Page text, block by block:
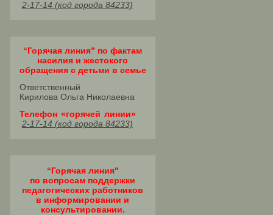
2-17-14 (код города 84233)
“Горячая линия” по фактам
насилия и жестокого
обращения с детьми в семье
Ответственный
Кирилова Ольга Николаевна
Телефон «горячей линии»
2-17-14 (код города 84233)
“Горячая линия"
по вопросам поддержки
педагогических работников
в информировании и
консультировании.